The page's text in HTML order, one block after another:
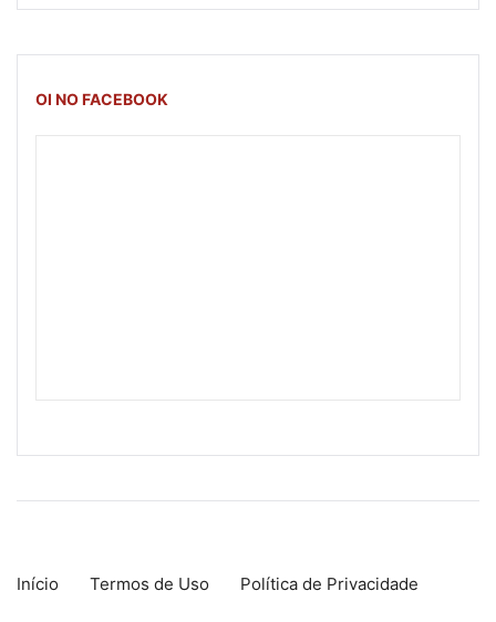
OI NO FACEBOOK
Início Termos de Uso Política de Privacidade